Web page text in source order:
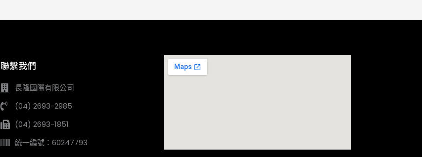
聯繫我們
長隆國際有限公司
(04) 2693-2985
(04) 2693-1851
統一編號：60247793